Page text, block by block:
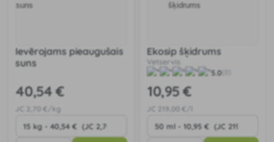
Ievērojams pieaugušais
suns
40,54 €
2 ,70 €/kg
Ekosip šķidrums
Vetservis
5.0(8)
10,95 €
219 ,00 €/l